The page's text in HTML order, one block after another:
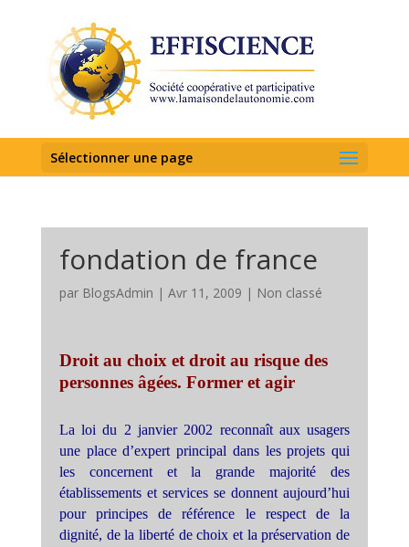
Sélectionner une page
fondation de france
par BlogsAdmin | Avr 11, 2009 | Non classé
Droit au choix et droit au risque des
personnes âgées. Former et agir
La loi du 2 janvier 2002 reconnaît aux usagers
une place d’expert principal dans les projets qui
les concernent et la grande majorité des
établissements et services se donnent aujourd’hui
pour principes de référence le respect de la
dignité, de la liberté de choix et la préservation de